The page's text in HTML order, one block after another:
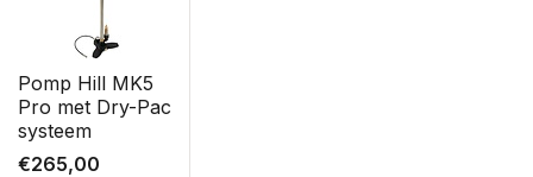
Pomp Hill MK5
Pro met Dry-Pac
systeem
€265,00